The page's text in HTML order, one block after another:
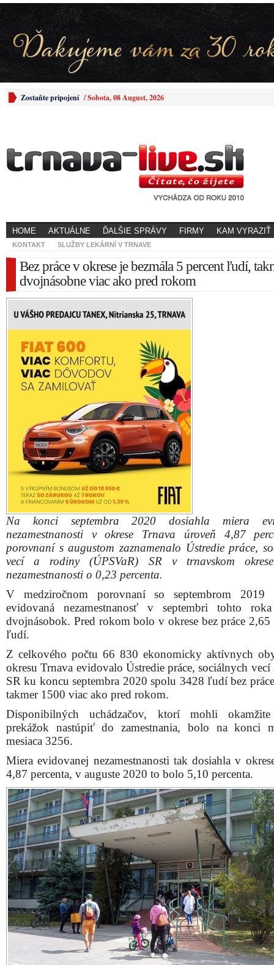
Zostaňte pripojení /Sobota, 08 August, 2026
HOME AKTUÁLNE ĎALŠIE SPRÁVY FIRMY KAM VYRAZIŤ
KONTAKT SLUŽBY LEKÁRNÍ V TRNAVE
Bez práce v okrese je bezmála 5 percent ľudí,
dvojnásobne viac ako pred rokom
Na konci septembra 2020 dosiahla miera
nezamestnanosti v okrese Trnava úroveň 4,87
porovnaní s augustom zaznamenalo Ústredie práce,
vecí a rodiny (ÚPSVaR) SR v trnavskom
nezamestnanosti o 0,23 percenta.
V medziročnom porovnaní so septembrom 2019
evidovaná nezamestnanosť v septembri tohto
dvojnásobok. Pred rokom bolo v okrese bez práce 2,65
ľudí.
Z celkového počtu 66 830 ekonomicky aktívnych
okresu Trnava evidovalo Ústredie práce, sociálnych
SR ku koncu septembra 2020 spolu 3428 ľudí bez
takmer 1500 viac ako pred rokom.
Disponibilných uchádzačov, ktorí mohli
prekážok nastúpiť do zamestnania, bolo na konci
mesiaca 3256.
Miera evidovanej nezamestnanosti tak dosiahla v
4,87 percenta, v auguste 2020 to bolo 5,10 percenta.